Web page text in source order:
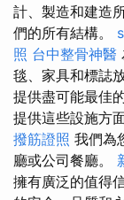
計、製造和建造
們的所有結構。
照 台中整骨神醫
毯、家具和標誌
提供盡可能最佳
提供這些設施方
撥筋證照 我們為
廳或公司餐廳。
擁有廣泛的值得